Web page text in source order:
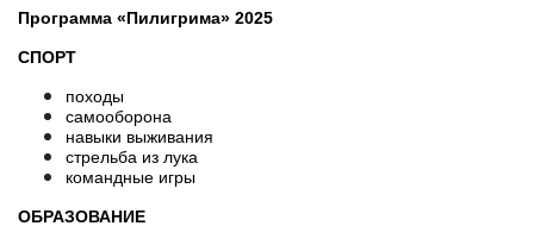
Программа «Пилигрима» 2025
СПОРТ
походы
самооборона
навыки выживания
стрельба из лука
командные игры
ОБРАЗОВАНИЕ